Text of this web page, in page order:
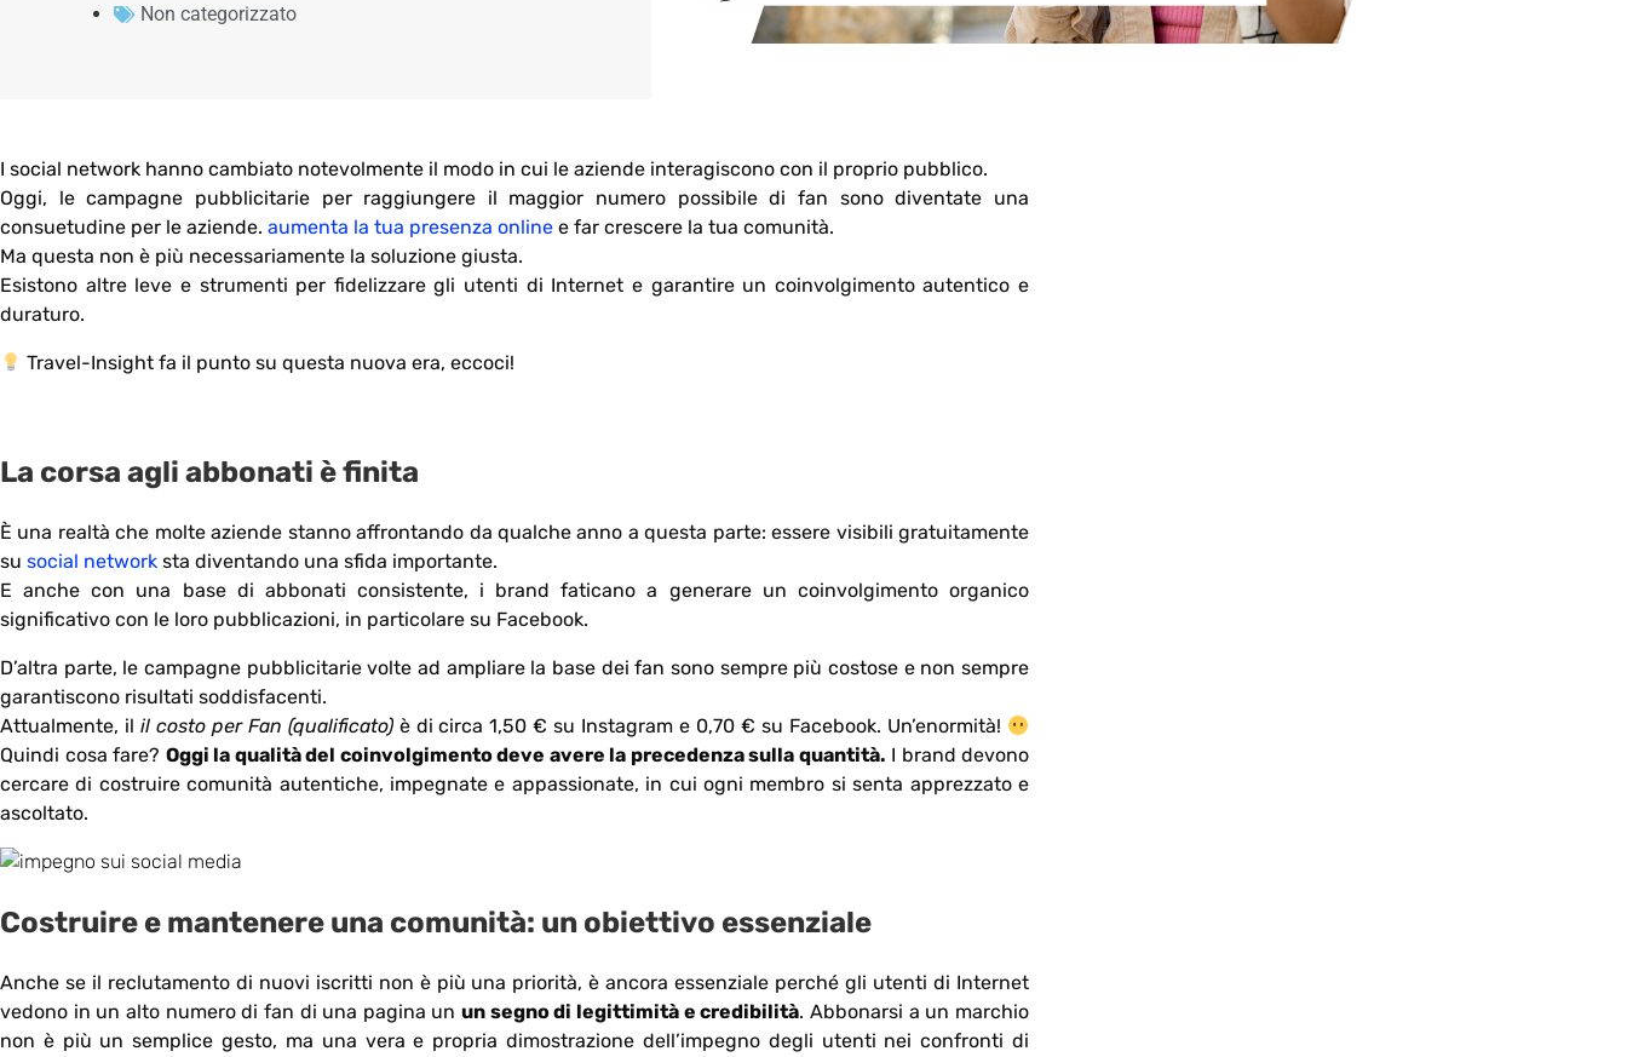
Non categorizzato
I social network hanno cambiato notevolmente il modo in cui le aziende interagiscono con il proprio pubblico.
Oggi, le campagne pubblicitarie per raggiungere il maggior numero possibile di fan sono diventate una
consuetudine per le aziende. aumenta la tua presenza online e far crescere la tua comunità.
Ma questa non è più necessariamente la soluzione giusta.
Esistono altre leve e strumenti per fidelizzare gli utenti di Internet e garantire un coinvolgimento autentico e
duraturo.
Travel-Insight fa il punto su questa nuova era, eccoci!
La corsa agli abbonati è finita
È una realtà che molte aziende stanno affrontando da qualche anno a questa parte: essere visibili gratuitamente
su social network sta diventando una sfida importante.
E anche con una base di abbonati consistente, i brand faticano a generare un coinvolgimento organico
significativo con le loro pubblicazioni, in particolare su Facebook.
D’altra parte, le campagne pubblicitarie volte ad ampliare la base dei fan sono sempre più costose e non sempre
garantiscono risultati soddisfacenti.
Attualmente, il il costo per Fan (qualificato) è di circa 1,50 € su Instagram e 0,70 € su Facebook. Un’enormità!
Quindi cosa fare? Oggi la qualità del coinvolgimento deve avere la precedenza sulla quantità. I brand devono
cercare di costruire comunità autentiche, impegnate e appassionate, in cui ogni membro si senta apprezzato e
ascoltato.
Costruire e mantenere una comunità: un obiettivo essenziale
Anche se il reclutamento di nuovi iscritti non è più una priorità, è ancora essenziale perché gli utenti di Internet
vedono in un alto numero di fan di una pagina unun segno di legittimità e credibilità.Abbonarsi a un marchio
non è più un semplice gesto, ma una vera e propria dimostrazione dell’impegno degli utenti nei confronti di